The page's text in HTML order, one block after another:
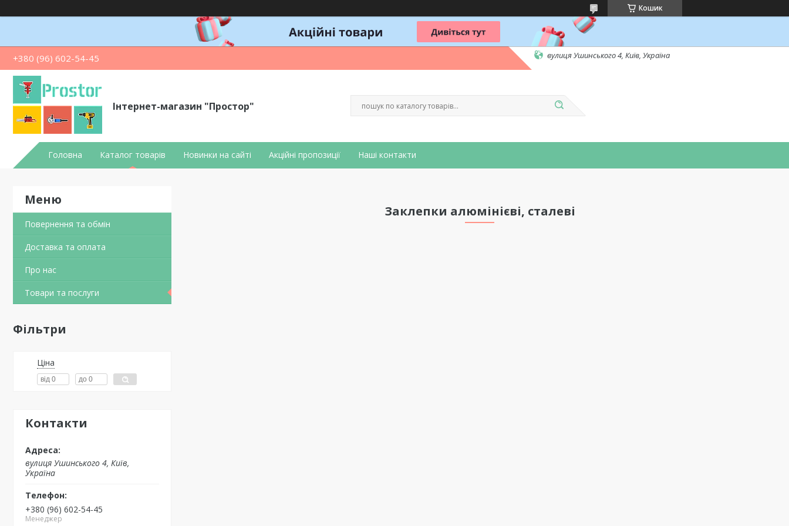
Кошик
+380 (96) 602-54-45 вулиця Ушинського 4, Київ, Україна
Інтернет-магазин "Простор"
Головна Каталог товарів Новинки на сайті Акційні пропозиції Наші контакти
Повернення та обмін
Доставка та оплата
Про нас
Товари та послуги
Фільтри
Ціна
Контакти
вулиця Ушинського 4, Київ,
Україна
+380 (96) 602-54-45
Менеджер
Заклепки алюмінієві, сталеві